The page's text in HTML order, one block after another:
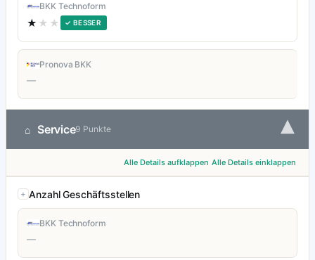
BKK Technoform
★ ★★ ✓ BESSER
Pronova BKK
—
⌂ Service9 Punkte ▾
Alle Details aufklappen Alle Details einklappen
Anzahl Geschäftsstellen
BKK Technoform
—